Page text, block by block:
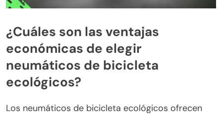
¿Cuáles son las ventajas
económicas de elegir
neumáticos de bicicleta
ecológicos?
Los neumáticos de bicicleta ecológicos ofrecen